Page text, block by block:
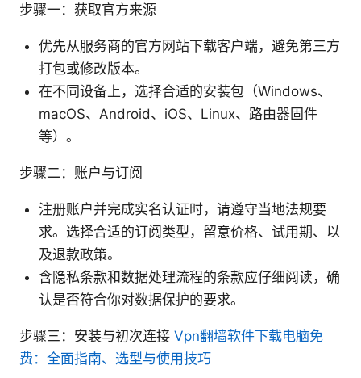
步骤一：获取官方来源
优先从服务商的官方网站下载客户端，避免第三方
打包或修改版本。
在不同设备上，选择合适的安装包（Windows、
macOS、Android、iOS、Linux、路由器固件
等）。
步骤二：账户与订阅
注册账户并完成实名认证时，请遵守当地法规要
求。选择合适的订阅类型，留意价格、试用期、以
及退款政策。
含隐私条款和数据处理流程的条款应仔细阅读，确
认是否符合你对数据保护的要求。
步骤三：安装与初次连接 Vpn翻墙软件下载电脑免
费：全面指南、选型与使用技巧